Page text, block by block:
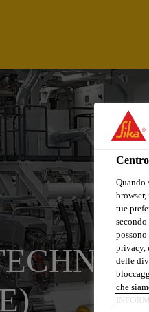
Quando
tue
privacy,
delle
che